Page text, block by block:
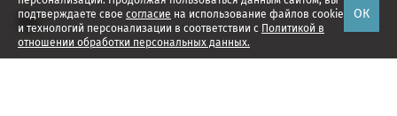
подтверждаете свое согласие на использование файлов cookie
и технологий персонализации в соответствии с Политикой в
отношении обработки персональных данных.
ОК